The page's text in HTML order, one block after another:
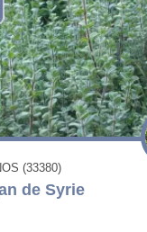
(33380)
de Syrie